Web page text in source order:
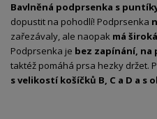
Bavlněná podprsenka s
dopustit na pohodlí! Podprsenka
zařezávaly, ale naopak má
Podprsenka je bez zapínání, na
taktéž pomáhá prsa hezky držet.
s velikostí košíčků B, C a D a s